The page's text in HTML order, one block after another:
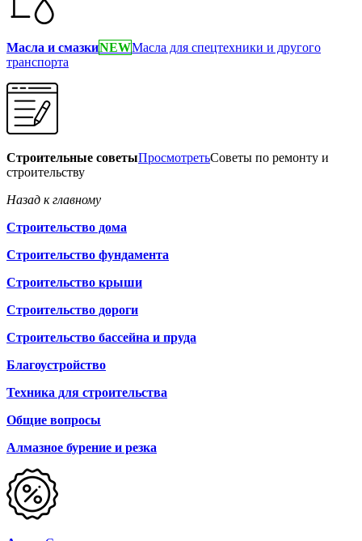
Масла и смазкиNEWМасла для спецтехники и другого
транспорта
Строительные советыПросмотретьСоветы по ремонту и
строительству
Назад к главному
Строительство дома
Строительство фундамента
Строительство крыши
Строительство дороги
Строительство бассейна и пруда
Благоустройство
Техника для строительства
Общие вопросы
Алмазное бурение и резка